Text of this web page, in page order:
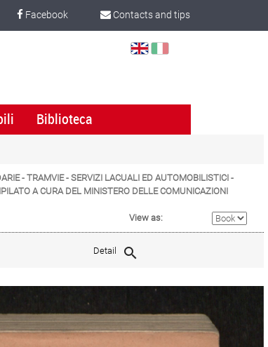
Contacts and tips
Facebook
Select
Biblioteca
- TRAMVIE - SERVIZI LACUALI ED AUTOMOBILISTICI -
A CURA DEL MINISTERO DELLE COMUNICAZIONI
View as:
Detail